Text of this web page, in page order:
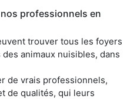
professionnels en
trouver tous les foyers
animaux nuisibles, dans
de vrais professionnels,
de qualités, qui leurs